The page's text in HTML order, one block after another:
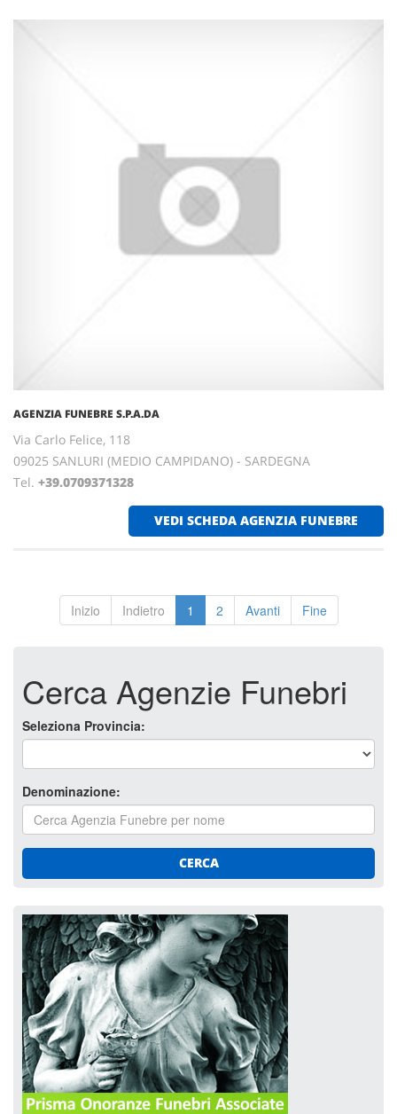
AGENZIA FUNEBRE S.P.A.DA
Via Carlo Felice, 118
09025 SANLURI (MEDIO CAMPIDANO) - SARDEGNA
Tel. +39.0709371328
VEDI SCHEDA AGENZIA FUNEBRE
Inizio Indietro 1 2 Avanti Fine
Cerca Agenzie Funebri
Seleziona Provincia:
Denominazione:
CERCA